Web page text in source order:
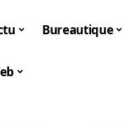
Bureautique